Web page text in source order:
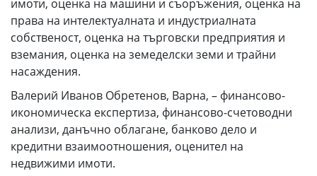
имоти, оценка на машини и съоръжения, оценка на
права на интелектуалната и индустриалната
собственост, оценка на търговски предприятия и
вземания, оценка на земеделски земи и трайни
насаждения.
Валерий Иванов Обретенов, Варна, – финансово-
икономическа експертиза, финансово-счетоводни
анализи, данъчно облагане, банково дело и
кредитни взаимоотношения, оценител на
недвижими имоти.